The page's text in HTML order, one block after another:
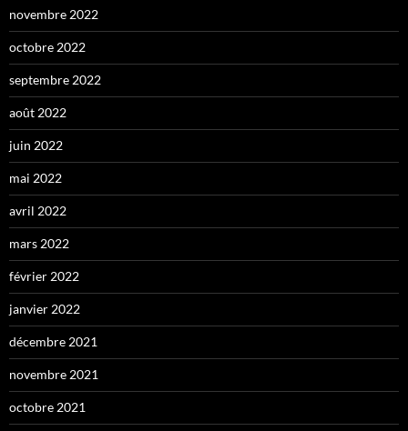
novembre 2022
octobre 2022
septembre 2022
août 2022
juin 2022
mai 2022
avril 2022
mars 2022
février 2022
janvier 2022
décembre 2021
novembre 2021
octobre 2021